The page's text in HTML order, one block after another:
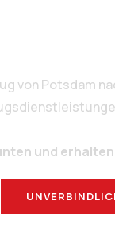
von Potsdam
und